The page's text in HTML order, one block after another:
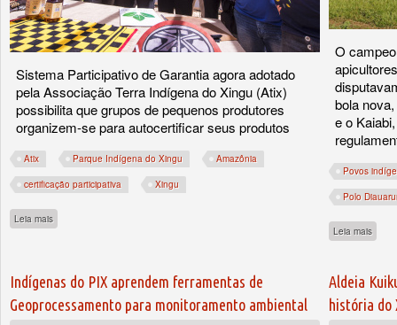
Sistema Participativo de Garantia agora adotado
pela Associação Terra Indígena do Xingu (Atix)
possibilita que grupos de pequenos produtores
organizem-se para autocertificar seus produtos
Atix Parque Indígena do Xingu Amazônia
certificação participativa Xingu
Leia mais
O
bola
e o
Povos
Polo
Leia mais
Indígenas do PIX aprendem ferramentas de
Geoprocessamento para monitoramento ambiental
Aldeia
história do